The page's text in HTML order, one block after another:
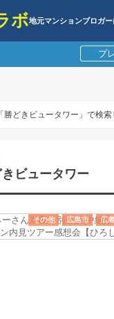
地元マンションブロガー
プ
「勝どきビュータワー」で検
ビュータワー
その他 広島市 広